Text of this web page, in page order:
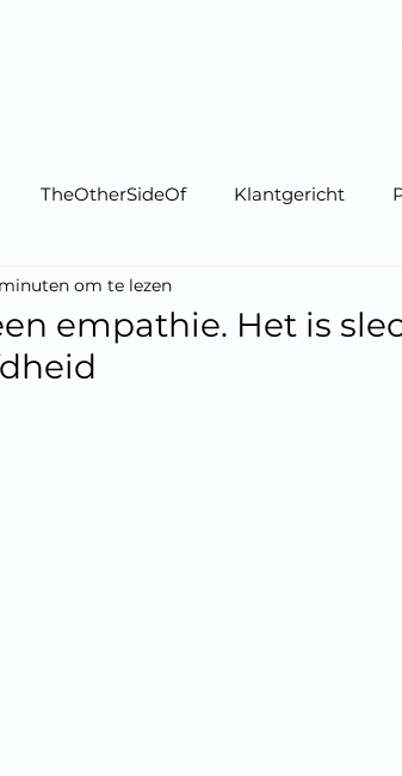
TheOtherSideOf Klantgericht
empathie. Het is
om te lezen